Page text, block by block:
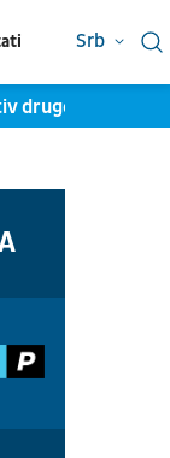
Srb
drugog, KSS